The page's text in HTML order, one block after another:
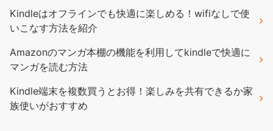
Kindleはオフラインでも快適に楽しめる！wifiなしで使
いこなす方法を紹介
Amazonのマンガ本棚の機能を利用してkindleで快適に
マンガを読む方法
Kindle端末を複数買うとお得！楽しみを共有できるか家
族使いがおすすめ